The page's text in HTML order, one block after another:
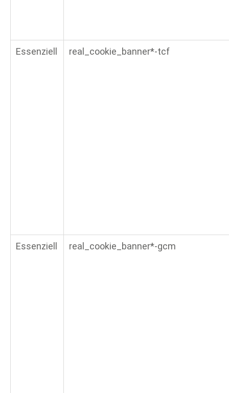
Essenziell real_cookie_banner*-tcf
Essenziell real_cookie_banner*-gcm